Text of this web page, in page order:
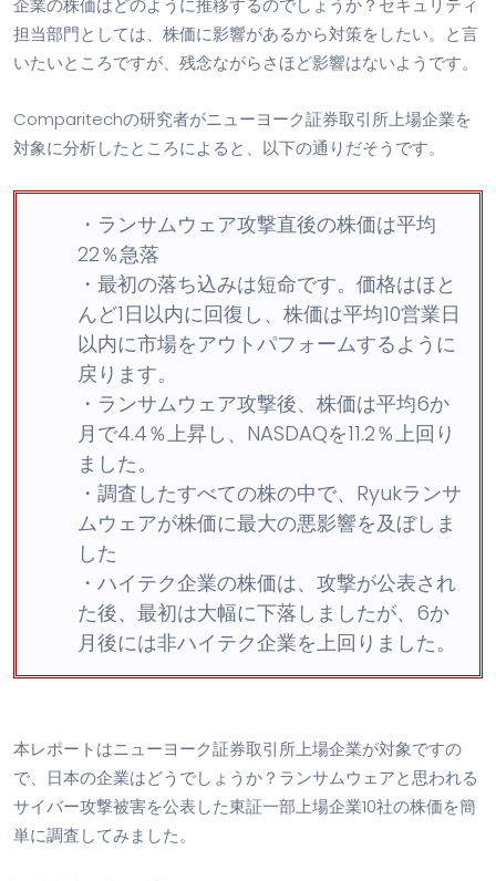
企業の株価はどのように推移するのでしょうか？ セキュリティ
担当部門としては、 株価に影響があるから対策をしたい。と言
いたいところですが、残念ながらさほど影響はないようです。
Comparitechの研究者がニューヨーク証券取引所上場企業を
対象に分析したところによると、 以下の通りだそうです。
・ ランサムウェア攻撃直後の株価は平均
22％急落
・ 最初の落ち込みは短命です。価格はほと
んど1日以内に回復し、株価は平均10営業日
以内に市場をアウトパフォームするように
戻ります。
・ ランサムウェア攻撃後、株価は平均6か
月で4.4％上昇し、NASDAQを11.2％上回り
ました。
・ 調査したすべての株の中で、Ryukランサ
ムウェアが株価に最大の悪影響を及ぼしま
した
・ ハイテク企業の株価は、攻撃が公表され
た後、最初は大幅に下落しましたが、6か
月後には非ハイテク企業を上回りました。
本レポートはニューヨーク証券取引所上場企業が対象ですの
で、日本の企業はどうでしょうか？ランサムウェアと思われる
サイバー攻撃被害を公表した東証一部上場企業10社の株価を簡
単に調査してみました。